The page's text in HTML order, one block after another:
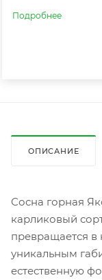
Подробнее
ОПИСАНИЕ
Сосна горная
карликовый
превращается в
уникальным
естественную